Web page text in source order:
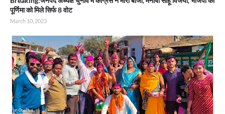
पूर्णिमा को मिले सिर्फ 8 वोट
March 10, 2023